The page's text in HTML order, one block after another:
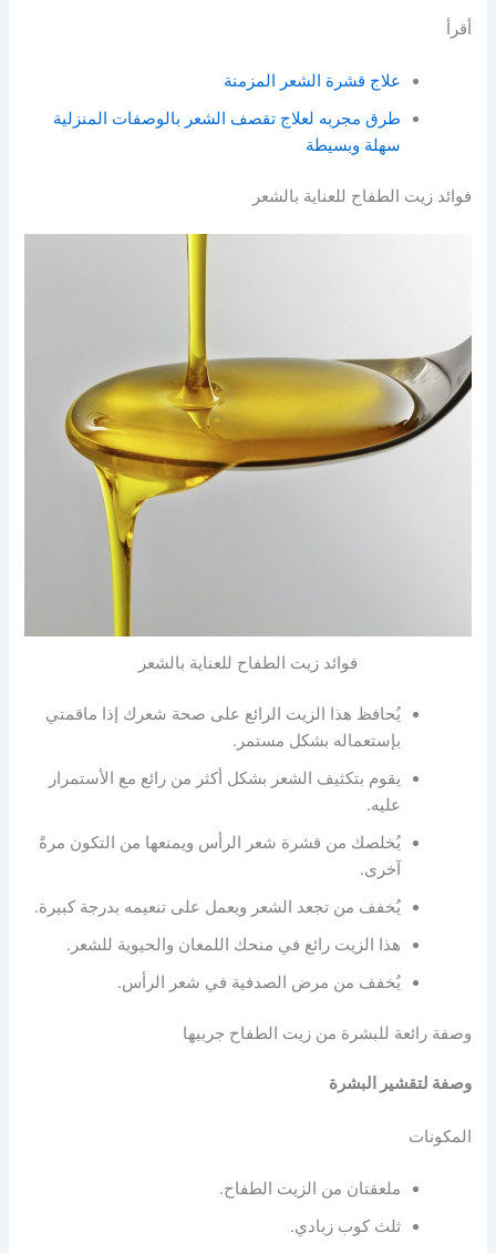
أقرأ
علاج قشرة الشعر المزمنة
طرق مجربه لعلاج تقصف الشعر بالوصفات المنزلية
سهلة وبسيطة
فوائد زيت الطفاح للعناية بالشعر
فوائد زيت الطفاح للعناية بالشعر
يُحافظ هذا الزيت الرائع على صحة شعرك إذا ماقمتي
بإستعماله بشكل مستمر.
يقوم بتكثيف الشعر بشكل أكثر من رائع مع الأستمرار
عليه.
يُخلصك من قشرة شعر الرأس ويمنعها من التكون مرةً
آخرى.
يُخفف من تجعد الشعر ويعمل على تنعيمه بدرجة كبيرة.
هذا الزيت رائع في منحك اللمعان والحيوية للشعر.
يُخفف من مرض الصدفية في شعر الرأس.
وصفة رائعة للبشرة من زيت الطفاح جربيها
وصفة لتقشير البشرة
المكونات
ملعقتان من الزيت الطفاح.
ثلث كوب زبادي.